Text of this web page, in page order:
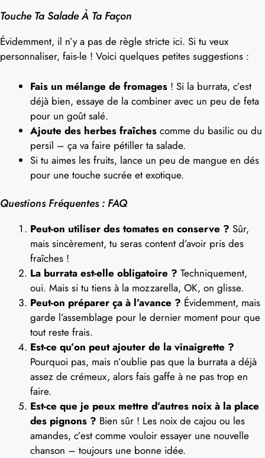
Touche Ta Salade À Ta Façon
Évidemment, il n’y a pas de règle stricte ici. Si tu veux
personnaliser, fais-le ! Voici quelques petites suggestions :
Fais un mélange de fromages ! Si la burrata, c’est
déjà bien, essaye de la combiner avec un peu de feta
pour un goût salé.
Ajoute des herbes fraîches comme du basilic ou du
persil – ça va faire pétiller ta salade.
Si tu aimes les fruits, lance un peu de mangue en dés
pour une touche sucrée et exotique.
Questions Fréquentes : FAQ
Peut-on utiliser des tomates en conserve ? Sûr,
mais sincèrement, tu seras content d’avoir pris des
fraîches !
La burrata est-elle obligatoire ? Techniquement,
oui. Mais si tu tiens à la mozzarella, OK, on glisse.
Peut-on préparer ça à l’avance ? Évidemment, mais
garde l’assemblage pour le dernier moment pour que
tout reste frais.
Est-ce qu’on peut ajouter de la vinaigrette ?
Pourquoi pas, mais n’oublie pas que la burrata a déjà
assez de crémeux, alors fais gaffe à ne pas trop en
faire.
Est-ce que je peux mettre d’autres noix à la place
des pignons ? Bien sûr ! Les noix de cajou ou les
amandes, c’est comme vouloir essayer une nouvelle
chanson – toujours une bonne idée.